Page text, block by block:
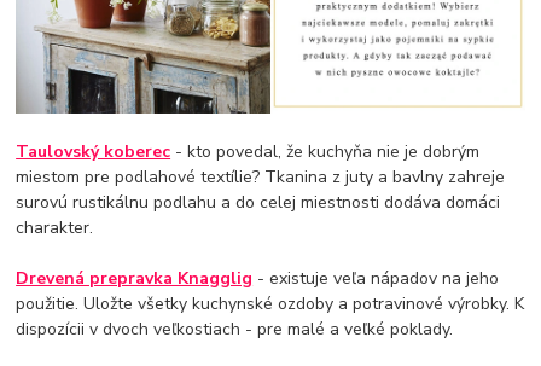
Taulovský koberec - kto povedal, že kuchyňa nie je dobrým
miestom pre podlahové textílie? Tkanina z juty a bavlny zahreje
surovú rustikálnu podlahu a do celej miestnosti dodáva domáci
charakter.
Drevená prepravka Knagglig - existuje veľa nápadov na jeho
použitie. Uložte všetky kuchynské ozdoby a potravinové výrobky. K
dispozícii v dvoch veľkostiach - pre malé a veľké poklady.